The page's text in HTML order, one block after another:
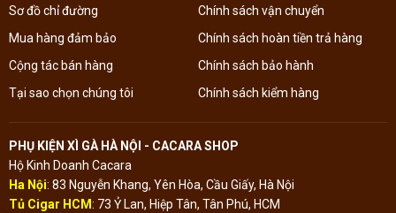
Sơ đồ chỉ đường
Mua hàng đảm bảo
Cộng tác bán hàng
Tại sao chọn chúng tôi
Chính sách vận chuyển
Chính sách hoàn tiền trả hàng
Chính sách bảo hành
Chính sách kiểm hàng
PHỤ KIỆN XÌ GÀ HÀ NỘI - CACARA SHOP
Hộ Kinh Doanh Cacara
Ha Nội: 83 Nguyễn Khang, Yên Hòa, Cầu Giấy, Hà Nội
Tủ Cigar HCM: 73 Ỷ Lan, Hiệp Tân, Tân Phú, HCM